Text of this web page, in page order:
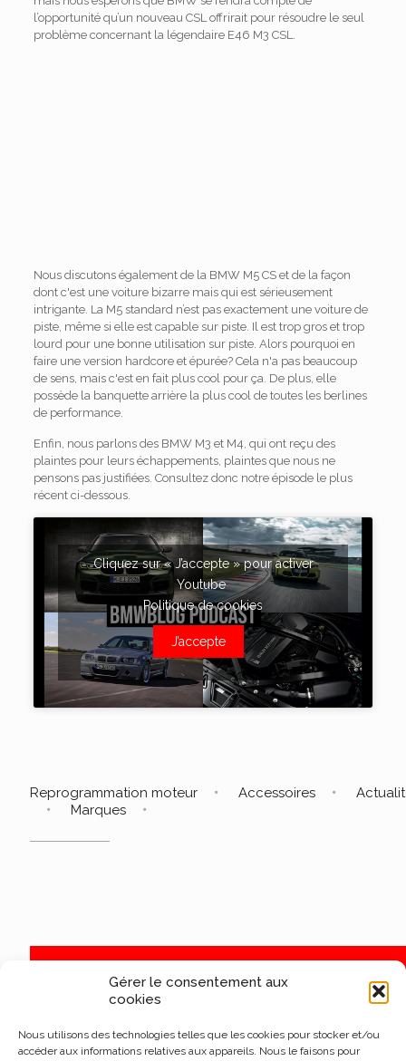
Gérer le consentement aux
cookies
Nous utilisons des technologies telles que les cookies pour stocker et/ou
accéder aux informations relatives aux appareils. Nous le faisons pour
l’opportunité qu’un nouveau CSL offrirait pour résoudre le seul
problème concernant la légendaire E46 M3 CSL.
Nous discutons également de la BMW M5 CS et de la façon
dont c'est une voiture bizarre mais qui est sérieusement
intrigante. La M5 standard n’est pas exactement une voiture de
piste, même si elle est capable sur piste. Il est trop gros et trop
lourd pour une bonne utilisation sur piste. Alors pourquoi en
faire une version hardcore et épurée? Cela n'a pas beaucoup
de sens, mais c'est en fait plus cool pour ça. De plus, elle
possède la banquette arrière la plus cool de toutes les berlines
de performance.
Enfin, nous parlons des BMW M3 et M4, qui ont reçu des
plaintes pour leurs échappements, plaintes que nous ne
pensons pas justifiées. Consultez donc notre épisode le plus
récent ci-dessous.
Cliquez sur « J’accepte » pour activer
Youtube
Politique de cookies
J’accepte
Reprogrammation moteur Accessoires
Marques